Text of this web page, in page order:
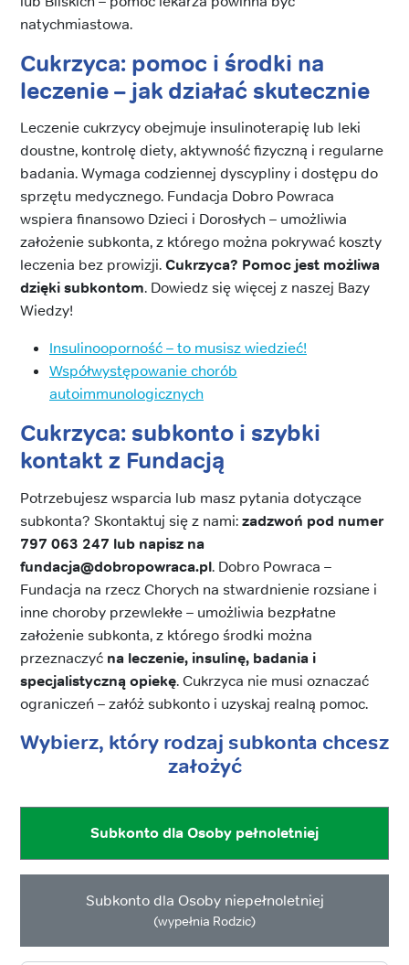
natychmiastowa.
Cukrzyca: pomoc i środki na
leczenie – jak działać skutecznie
Leczenie cukrzycy obejmuje insulinoterapię lub leki
doustne, kontrolę diety, aktywność fizyczną i regularne
badania. Wymaga codziennej dyscypliny i dostępu do
sprzętu medycznego. Fundacja Dobro Powraca
wspiera finansowo Dzieci i Dorosłych – umożliwia
założenie subkonta, z którego można pokrywać koszty
leczenia bez prowizji.Cukrzyca? Pomoc jest możliwa
dzięki subkontom. Dowiedz się więcej z naszej Bazy
Wiedzy!
Insulinooporność – to musisz wiedzieć!
Współwystępowanie chorób
autoimmunologicznych
Cukrzyca: subkonto i szybki
kontakt z Fundacją
Potrzebujesz wsparcia lub masz pytania dotyczące
subkonta? Skontaktuj się z nami:zadzwoń pod numer
797 063 247 lub napisz na
fundacja@dobropowraca.pl. Dobro Powraca –
Fundacja na rzecz Chorych na stwardnienie rozsiane i
inne choroby przewlekłe – umożliwia bezpłatne
założenie subkonta, z którego środki można
przeznaczyć na leczenie, insulinę, badania i
specjalistyczną opiekę. Cukrzyca nie musi oznaczać
ograniczeń – załóż subkonto i uzyskaj realną pomoc.
Wybierz, który rodzaj subkonta chcesz
założyć
Subkonto dla Osoby pełnoletniej
Subkonto dla Osoby niepełnoletniej
(wypełnia Rodzic)